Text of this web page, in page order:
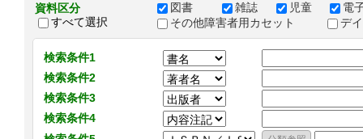
資料区分
すべて選択
図書 雑誌 児童
電
その他障害者用カセット
デ
検索条件1
検索条件2
検索条件3
検索条件4